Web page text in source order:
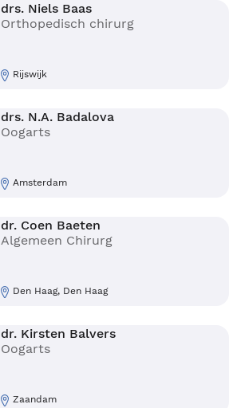
drs. Niels Baas
Orthopedisch chirurg
Rijswijk
drs. N.A. Badalova
Oogarts
Amsterdam
dr. Coen Baeten
Algemeen Chirurg
Den Haag, Den Haag
dr. Kirsten Balvers
Oogarts
Zaandam